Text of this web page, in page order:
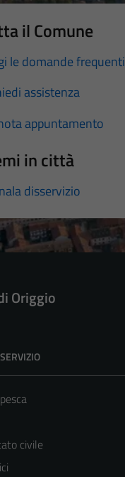
il Comune
le domande frequenti
assistenza
appuntamento
in città
disservizio
Origgio
civile